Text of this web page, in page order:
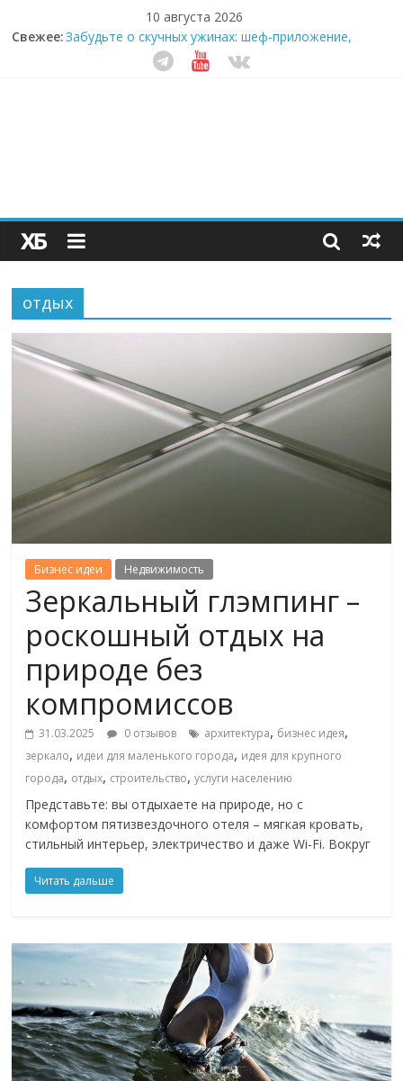
10 августа 2026
Свежее:Забудьте о скучных ужинах: шеф-приложение,
которое видит вашу еду насквозь
Небо зовёт: как бизнес на полётах дронов и
Секрет супергидратации: почему кокосовая вода с
пребиотиками становится главным трендом
здорового питания
отдых
Бизнес идеи Недвижимость
Зеркальный глэмпинг –
роскошный отдых на
природе без
компромиссов
31.03.2025 0 отзывов архитектура, бизнес идея,
зеркало, идеи для маленького города, идея для крупного
города, отдых, строительство,услуги населению
Представьте: вы отдыхаете на природе, но с
комфортом пятизвездочного отеля – мягкая кровать,
стильный интерьер, электричество и даже Wi-Fi. Вокруг
Читать дальше